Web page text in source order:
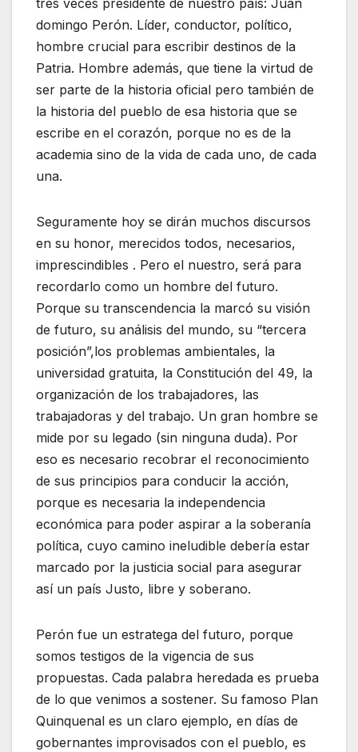
tres veces presidente de nuestro país: Juan
domingo Perón. Líder, conductor, político,
hombre crucial para escribir destinos de la
Patria. Hombre además, que tiene la virtud de
ser parte de la historia oficial pero también de
la historia del pueblo de esa historia que se
escribe en el corazón, porque no es de la
academia sino de la vida de cada uno, de cada
una.
Seguramente hoy se dirán muchos discursos
en su honor, merecidos todos, necesarios,
imprescindibles . Pero el nuestro, será para
recordarlo como un hombre del futuro.
Porque su transcendencia la marcó su visión
de futuro, su análisis del mundo, su “tercera
posición”,los problemas ambientales, la
universidad gratuita, la Constitución del 49, la
organización de los trabajadores, las
trabajadoras y del trabajo. Un gran hombre se
mide por su legado (sin ninguna duda). Por
eso es necesario recobrar el reconocimiento
de sus principios para conducir la acción,
porque es necesaria la independencia
económica para poder aspirar a la soberanía
política, cuyo camino ineludible debería estar
marcado por la justicia social para asegurar
así un país Justo, libre y soberano.
Perón fue un estratega del futuro, porque
somos testigos de la vigencia de sus
propuestas. Cada palabra heredada es prueba
de lo que venimos a sostener. Su famoso Plan
Quinquenal es un claro ejemplo, en días de
gobernantes improvisados con el pueblo, es